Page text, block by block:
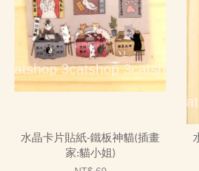
水晶卡片貼紙-鐵板神貓(插畫
家:貓小姐)